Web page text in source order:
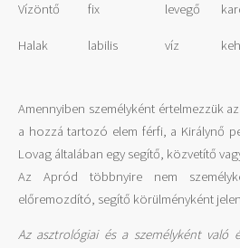
Vízöntő fix levegő
Halak labilis víz
Amennyiben személyként értelmezzük
a hozzá tartozó elem férfi, a Királynő
Lovag általában egy segítő, közvetítő
Az Apród többnyire nem
előremozdító, segítő körülményként
Az asztrológiai és a személyként való